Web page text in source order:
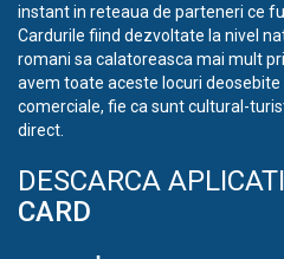
instant in reteaua de parteneri ce
Cardurile fiind dezvoltate la nivel
romani sa calatoreasca mai mult
avem toate aceste locuri
comerciale, fie ca sunt cultural-
direct.
DESCARCA
CARD